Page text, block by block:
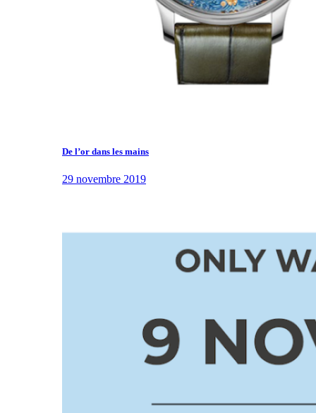
De l’or dans les mains
29 novembre 2019